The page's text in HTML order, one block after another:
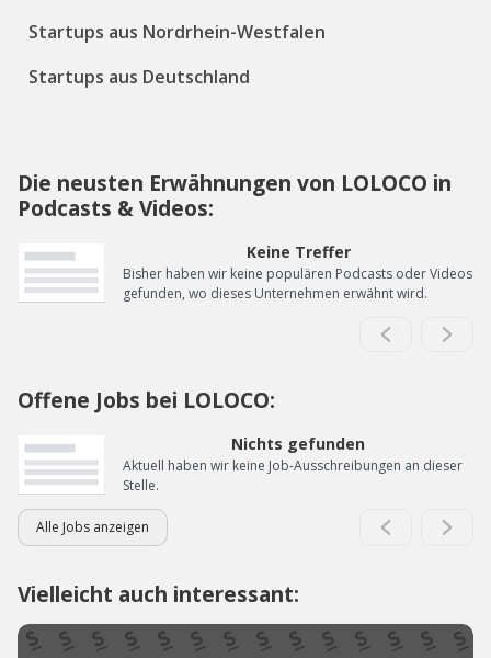
Startups aus Nordrhein-Westfalen
Startups aus Deutschland
Die neusten Erwähnungen von LOLOCO in
Podcasts & Videos:
Keine Treffer
Bisher haben wir keine populären Podcasts oder Videos
gefunden, wo dieses Unternehmen erwähnt wird.
Offene Jobs bei LOLOCO:
Nichts gefunden
Aktuell haben wir keine Job-Ausschreibungen an dieser
Stelle.
Alle Jobs anzeigen
Vielleicht auch interessant: